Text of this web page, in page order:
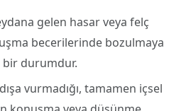
gelen hasar veya felç
becerilerinde bozulmaya
durumdur.
vurmadığı, tamamen içsel